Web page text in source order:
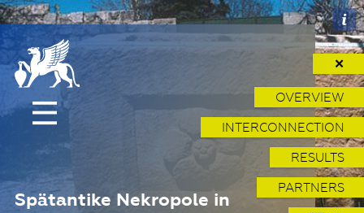
Spätantike Nekropole in
✕
OVERVIEW
INTERCONNECTION
RESULTS
PARTNERS